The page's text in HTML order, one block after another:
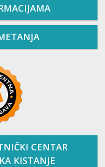
CENTAR
KISTANJE